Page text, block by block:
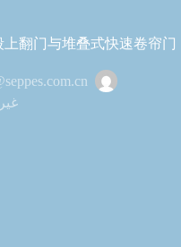
翻门与堆叠式快速卷帘门